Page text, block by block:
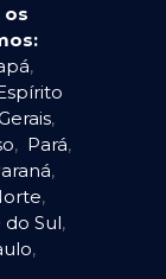
os
,
,
, Pará,
,
,
do Sul,
,